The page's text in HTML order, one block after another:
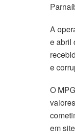
A
e abril
e
O
em